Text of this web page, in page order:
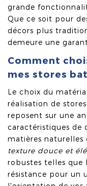
grande
Que ce soit pour
décors plus
demeure une
Comment
mes stores
Le choix du
réalisation de
reposent sur une
caractéristiques de
matières
texture douce et
robustes telles
résistance pour un